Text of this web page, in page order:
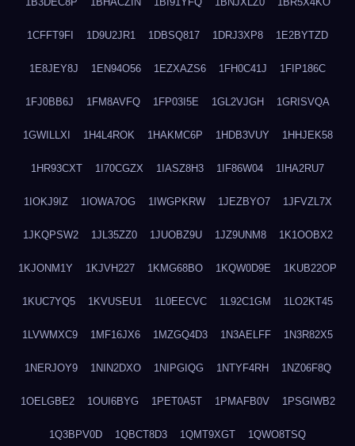
1CFFT9FI 1D9U2JR1 1DBSQ817 1DRJ3XP8 1E2BYTZD
1E8JEY8J 1EN94O56 1EZXAZS6 1FH0C41J 1FIP186C
1FJ0BB6J 1FM8AVFQ 1FP03I5E 1GL2VJGH 1GRISVQA
1GWILLXI 1H4L4ROK 1HAKMC6P 1HDB3VUY 1HHJEK58
1HR93CXT 1I70CGZX 1IASZ8H3 1IF86W04 1IHA2RU7
1IOKJ9IZ 1IOWA7OG 1IWGPKRW 1JEZBYO7 1JFVZL7X
1JKQPSW2 1JL35ZZ0 1JUOBZ9U 1JZ9UNM8 1K1OOBX2
1KJONM1Y 1KJVH227 1KMG68BO 1KQW0D9E 1KUB22OP
1KUC7YQ5 1KVUSEU1 1L0EECVC 1L92C1GM 1LO2KT45
1LVWMXC9 1MF16JX6 1MZGQ4D3 1N3AELFF 1N3R82X5
1NERJOY9 1NIN2DXO 1NIPGIQG 1NTYF4RH 1NZ06F8Q
1OELGBE2 1OUI6BYG 1PET0A5T 1PMAFB0V 1PSGIWB2
1Q3BPV0D 1QBCT8D3 1QMT9XGT 1QWO8TSQ